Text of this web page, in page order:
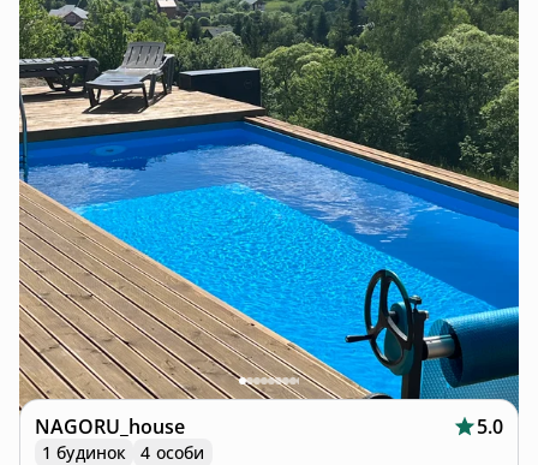
NAGORU_house 5.0
1 будинок
4 особи